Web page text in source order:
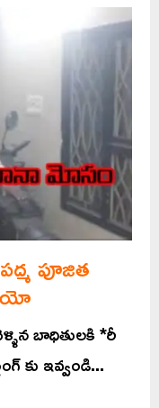
పూజిత
బాధితులకి *రీ
కు ఇవ్వండి...